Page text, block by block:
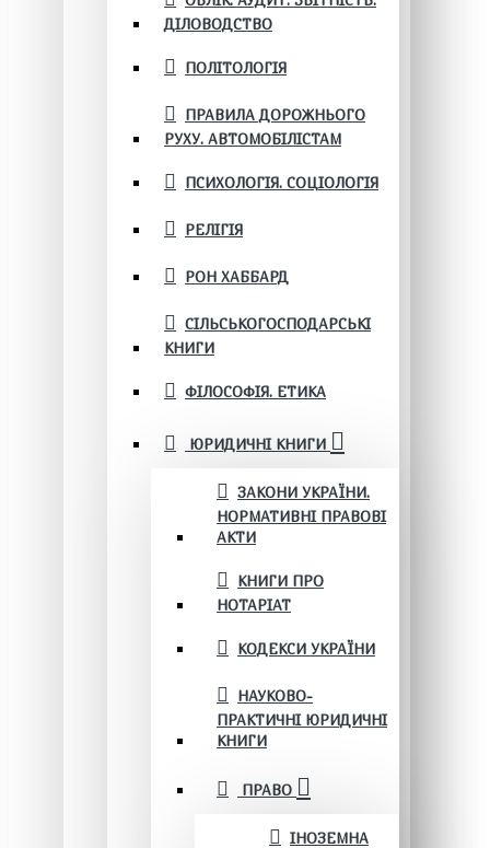
ДІЛОВОДСТВО
ПОЛІТОЛОГІЯ
ПРАВИЛА ДОРОЖНЬОГО
РУХУ. АВТОМОБІЛІСТАМ
ПСИХОЛОГІЯ. СОЦІОЛОГІЯ
РЕЛІГІЯ
РОН ХАББАРД
СІЛЬСЬКОГОСПОДАРСЬКІ
КНИГИ
ФІЛОСОФІЯ. ЕТИКА
ЮРИДИЧНІ КНИГИ
ЗАКОНИ УКРАЇНИ.
НОРМАТИВНІ ПРАВОВІ
АКТИ
КНИГИ ПРО
НОТАРІАТ
КОДЕКСИ УКРАЇНИ
НАУКОВО-
ПРАКТИЧНІ ЮРИДИЧНІ
КНИГИ
ПРАВО
ІНОЗЕМНА